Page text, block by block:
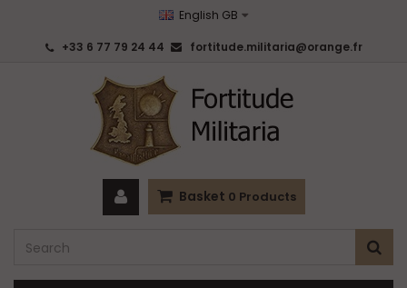
English GB
+33 6 77 79 24 44 fortitude.militaria@orange.fr
Basket 0 Products